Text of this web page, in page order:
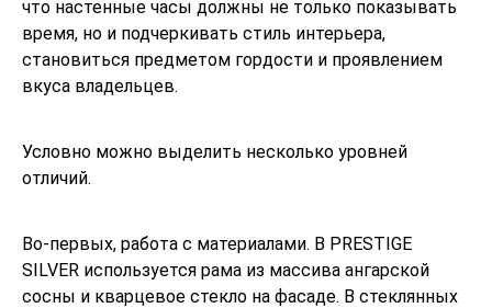
что настенные часы должны не только показывать
время, но и подчеркивать стиль интерьера,
становиться предметом гордости и проявлением
вкуса владельцев.
Условно можно выделить несколько уровней
отличий.
Во‑первых, работа с материалами. В PRESTIGE
SILVER используется рама из массива ангарской
сосны и кварцевое стекло на фасаде. В стеклянных